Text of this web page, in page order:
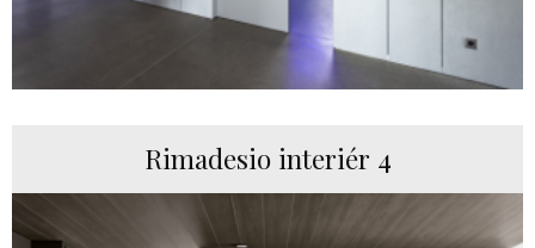
Rimadesio interiér 4